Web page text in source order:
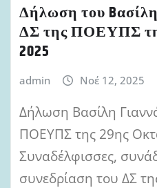
Δήλωση του
ΔΣ της ΠΟΕΥΠΣ
2025
admin Νοέ 12, 2025
Δήλωση Βασίλη
ΠΟΕΥΠΣ της 29ης
Συναδέλφισσες,
συνεδρίαση του ΔΣ